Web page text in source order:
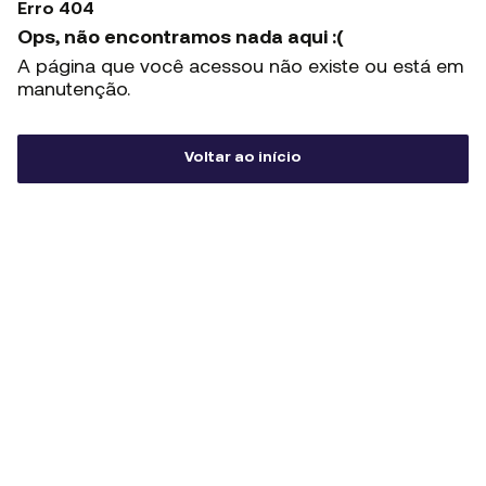
Erro 404
Ops, não encontramos nada aqui :(
A página que você acessou não existe ou está em
manutenção.
Voltar ao início